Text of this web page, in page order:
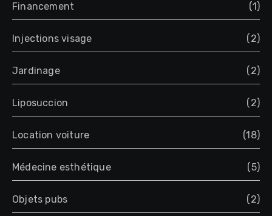
Financement (1)
Injections visage (2)
Jardinage (2)
Liposuccion (2)
Location voiture (18)
Médecine esthétique (5)
Objets pubs (2)